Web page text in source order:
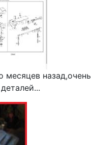
назад,очень